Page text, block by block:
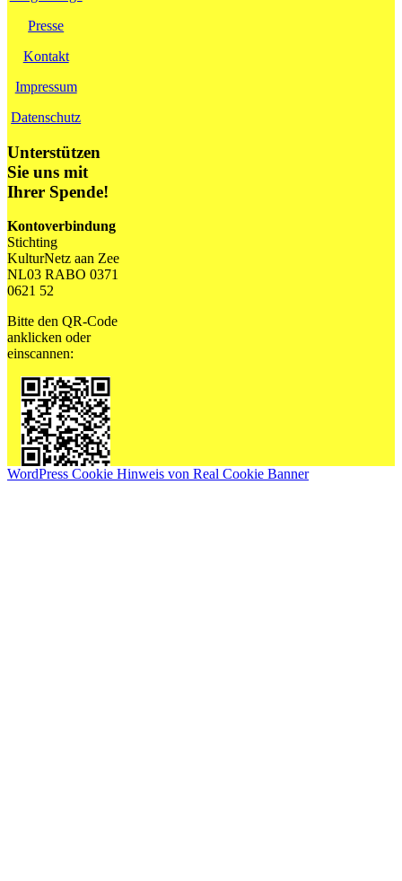
Presse
Kontakt
Impressum
Datenschutz
Unterstützen
Sie uns mit
Ihrer Spende!
Kontoverbindung
Stichting
KulturNetz aan Zee
NL03 RABO 0371
0621 52
Bitte den QR-Code
anklicken oder
einscannen:
WordPress Cookie Hinweis von Real Cookie Banner